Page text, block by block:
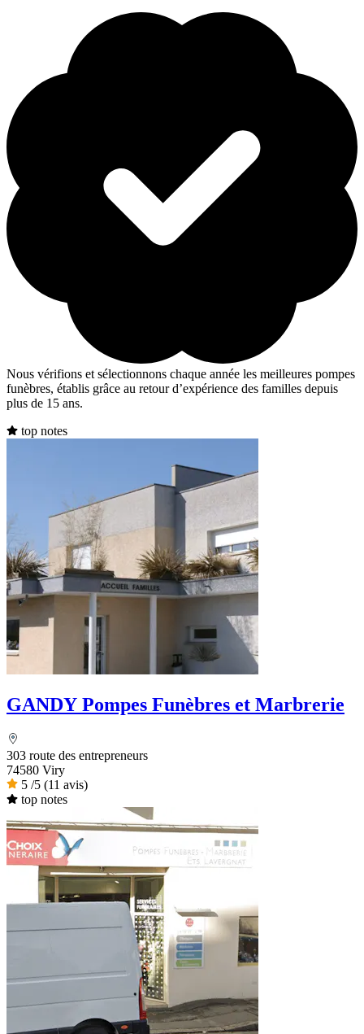
Nous vérifions et sélectionnons chaque année les meilleures pompes
funèbres, établis grâce au retour d’expérience des familles depuis
plus de 15 ans.
top notes
GANDY Pompes Funèbres et Marbrerie
303 route des entrepreneurs
74580 Viry
5 /5 (11 avis)
top notes